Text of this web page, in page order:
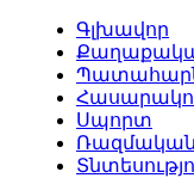
Գլխավոր
Սպորտ
Ռազմական